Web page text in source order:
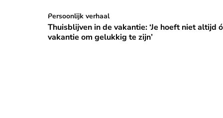
Thuisblijven in de vakantie: ‘Je hoeft niet altijd óp
Persoonlijk verhaal
Thuisblijven in de vakantie: ‘Je hoeft niet altijd
vakantie om gelukkig te zijn’